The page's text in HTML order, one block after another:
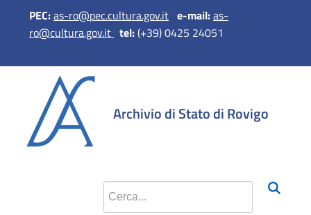
PEC:as-ro@pec.cultura.gov.it e-mail:as-
ro@cultura.gov.it tel:(+39) 0425 24051
Archivio di Stato di Rovigo
Cerca nel sito